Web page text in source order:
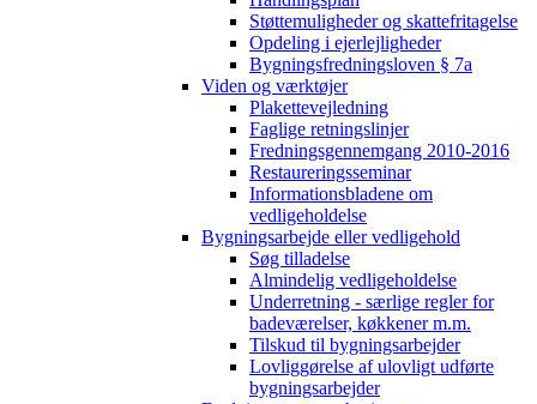
Støttemuligheder og skattefritagelse
Opdeling i ejerlejligheder
Bygningsfredningsloven § 7a
Viden og værktøjer
Plakettevejledning
Faglige retningslinjer
Fredningsgennemgang 2010-2016
Restaureringsseminar
Informationsbladene om
vedligeholdelse
Bygningsarbejde eller vedligehold
Søg tilladelse
Almindelig vedligeholdelse
Underretning - særlige regler for
badeværelser, køkkener m.m.
Tilskud til bygningsarbejder
Lovliggørelse af ulovligt udførte
bygningsarbejder